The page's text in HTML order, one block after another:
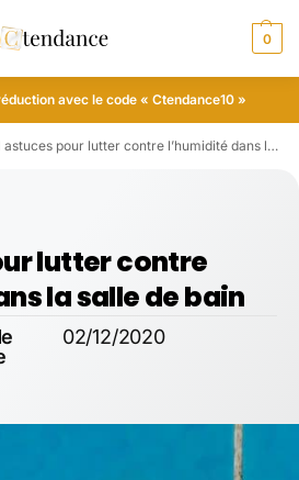
0
avec le code « Ctendance10 »
astuces pour lutter contre l’humidité dans la salle de bain
lutter contre
la salle de bain
02/12/2020